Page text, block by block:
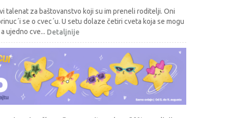
talenat za baštovanstvo koji su im preneli roditelji. Oni
se o cvec´u. U setu dolaze četiri cveta koja se mogu
ujedno cve... Detaljnije